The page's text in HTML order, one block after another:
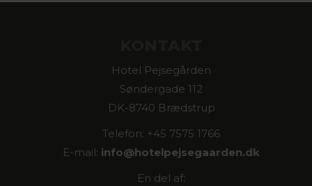
Hotel Pejsegården
Søndergade 112
DK-8740 Brædstrup
Telefon: +45 7575 1766
E-mail: info@hotelpejsegaarden.dk
En del af: